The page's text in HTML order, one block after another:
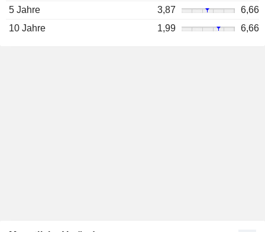
5 Jahre
3,87
6,66
10 Jahre
1,99 6,66